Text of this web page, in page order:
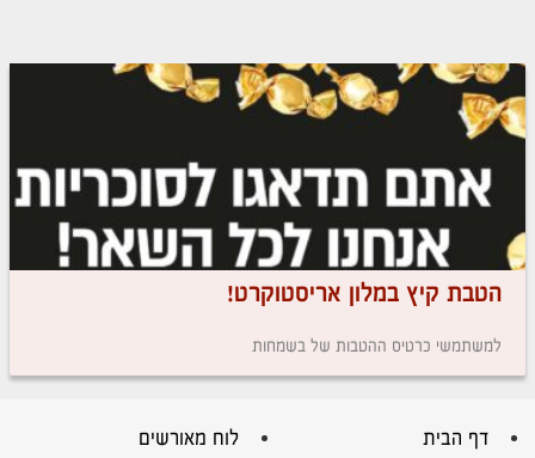
הטבת קיץ במלון אריסטוקרט!
למשתמשי כרטיס ההטבות של בשמחות
דף הבית לוח מאורשים